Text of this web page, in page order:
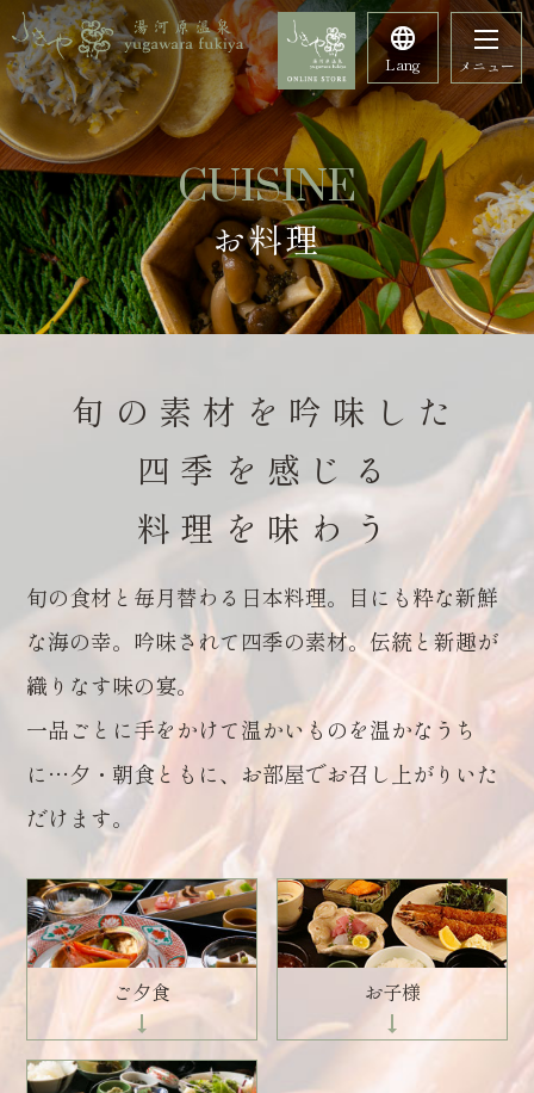
Lang メニュー
CUISINE
お料理
旬の素材を吟味した
四季を感じる
料理を味わう
旬の食材と毎月替わる日本料理。目にも粋な新鮮
な海の幸。吟味されて四季の素材。伝統と新趣が
織りなす味の宴。
一品ごとに手をかけて温かいものを温かなうち
に…夕・朝食ともに、お部屋でお召し上がりいた
だけます。
ご夕食 お子様